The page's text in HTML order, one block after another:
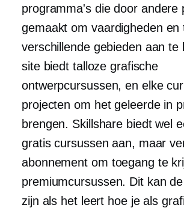
programma's die door andere
gemaakt om vaardigheden en
verschillende gebieden aan te
site biedt talloze grafische
ontwerpcursussen, en elke
projecten om het geleerde in
brengen. Skillshare biedt wel
gratis cursussen aan, maar
abonnement om toegang te
premiumcursussen. Dit kan
zijn als het leert hoe je als